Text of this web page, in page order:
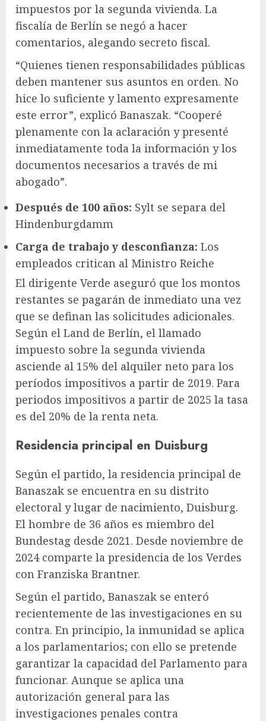
impuestos por la segunda vivienda. La
fiscalía de Berlín se negó a hacer
comentarios, alegando secreto fiscal.
“Quienes tienen responsabilidades públicas
deben mantener sus asuntos en orden. No
hice lo suficiente y lamento expresamente
este error”, explicó Banaszak. “Cooperé
plenamente con la aclaración y presenté
inmediatamente toda la información y los
documentos necesarios a través de mi
abogado”.
Después de 100 años: Sylt se separa del
Hindenburgdamm
Carga de trabajo y desconfianza: Los
empleados critican al Ministro Reiche
El dirigente Verde aseguró que los montos
restantes se pagarán de inmediato una vez
que se definan las solicitudes adicionales.
Según el Land de Berlín, el llamado
impuesto sobre la segunda vivienda
asciende al 15% del alquiler neto para los
períodos impositivos a partir de 2019. Para
periodos impositivos a partir de 2025 la tasa
es del 20% de la renta neta.
Residencia principal en Duisburg
Según el partido, la residencia principal de
Banaszak se encuentra en su distrito
electoral y lugar de nacimiento, Duisburg.
El hombre de 36 años es miembro del
Bundestag desde 2021. Desde noviembre de
2024 comparte la presidencia de los Verdes
con Franziska Brantner.
Según el partido, Banaszak se enteró
recientemente de las investigaciones en su
contra. En principio, la inmunidad se aplica
a los parlamentarios; con ello se pretende
garantizar la capacidad del Parlamento para
funcionar. Aunque se aplica una
autorización general para las
investigaciones penales contra